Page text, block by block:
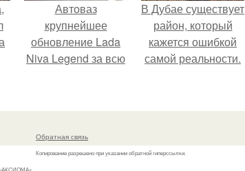
Автоваз
крупнейшее
обновление Lada
Niva Legend за всю
В Дубае существует
район, который
кажется ошибкой
самой реальности.
«АКСИОМА»,
Обратная связь
Копирование разрешено при указании обратной гиперссылки.